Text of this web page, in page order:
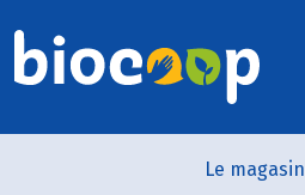
Le magasin